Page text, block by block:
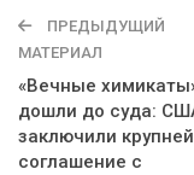
ПРЕДЫДУЩИЙ
МАТЕРИАЛ
«Вечные
дошли до суда:
заключили
соглашение с